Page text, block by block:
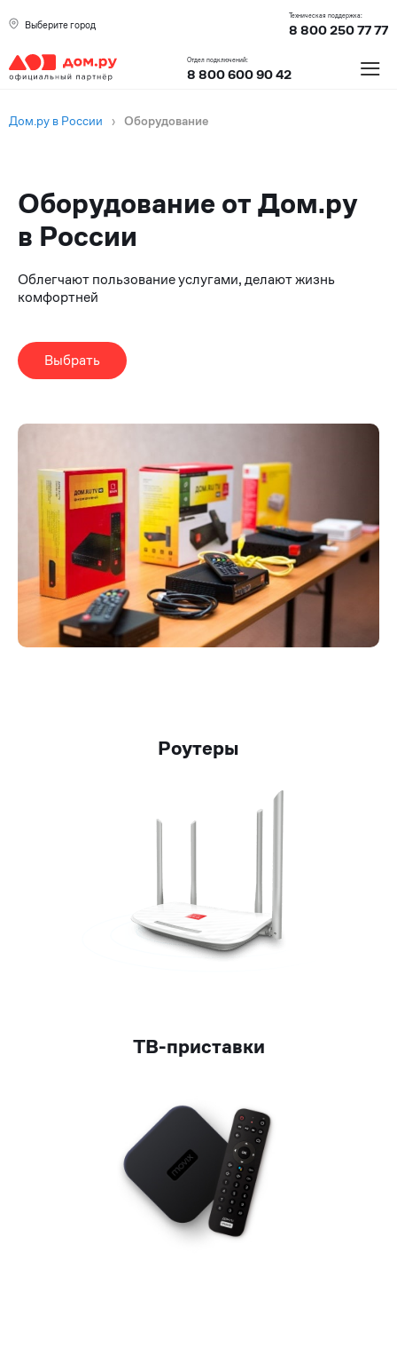
Выберите город
Техническая поддержка:
8 800 250 77 77
Отдел подключений:
8 800 600 90 42 ≡
Дом.ру в России › Оборудование
Оборудование от Дом.ру
в России
Облегчают пользование услугами, делают жизнь
комфортней
Выбрать
оборудования
Роутеры
ТВ-приставки